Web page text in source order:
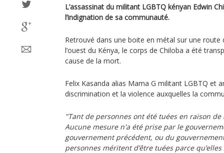
L’assassinat du militant LGBTQ kényan Edwin
l’indignation de sa communauté.
Retrouvé dans une boite en métal sur une route
l’ouest du Kénya, le corps de Chiloba a été
cause de la mort.
Felix Kasanda alias Mama G militant LGBTQ et
discrimination et la violence auxquelles la
"Tant de personnes ont été tuées en raison
Aucune mesure n'a été prise par le
gouvernement précédent, ou du
personnes méritent d’être tuées parce